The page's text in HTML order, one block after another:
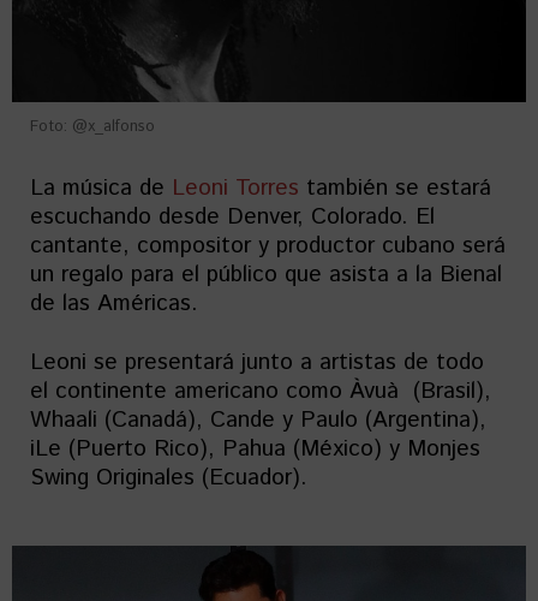
Foto: @x_alfonso
La música de Leoni Torres también se estará
escuchando desde Denver, Colorado. El
cantante, compositor y productor cubano será
un regalo para el público que asista a la Bienal
de las Américas.
Leoni se presentará junto a artistas de todo
el continente americano como Àvuà (Brasil),
Whaali (Canadá), Cande y Paulo (Argentina),
iLe (Puerto Rico), Pahua (México) y Monjes
Swing Originales (Ecuador).